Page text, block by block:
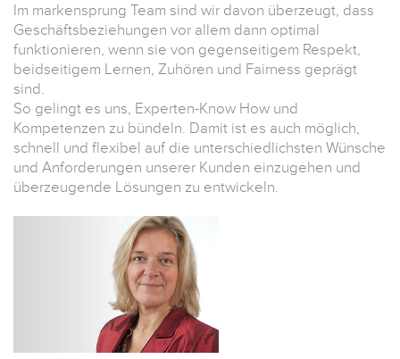
Im markensprung Team sind wir davon überzeugt, dass
Geschäftsbeziehungen vor allem dann optimal
funktionieren, wenn sie von gegenseitigem Respekt,
beidseitigem Lernen, Zuhören und Fairness geprägt
sind.
So gelingt es uns, Experten-Know How und
Kompetenzen zu bündeln. Damit ist es auch möglich,
schnell und flexibel auf die unterschiedlichsten Wünsche
und Anforderungen unserer Kunden einzugehen und
überzeugende Lösungen zu entwickeln.